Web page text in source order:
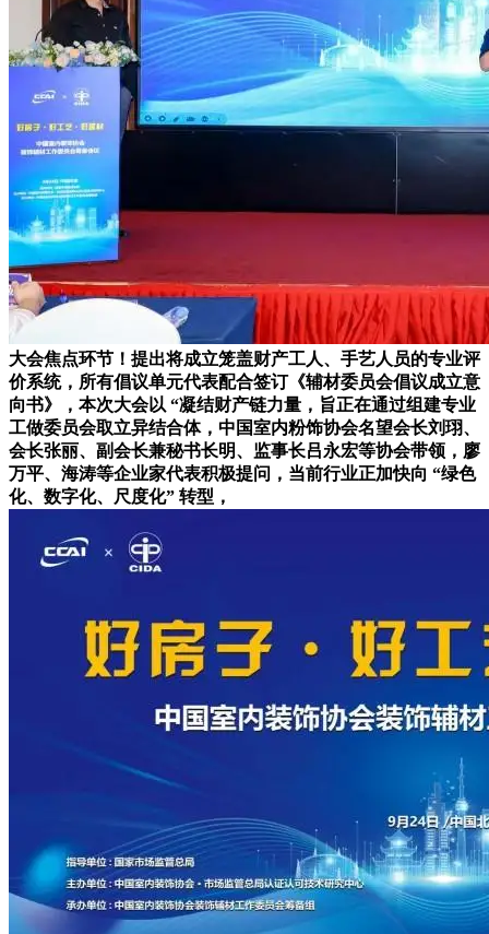
大会焦点环节！提出将成立笼盖财产工人、手艺人员的专业评
价系统，所有倡议单元代表配合签订《辅材委员会倡议成立意
向书》，本次大会以 “凝结财产链力量，旨正在通过组建专业
工做委员会取立异结合体，中国室内粉饰协会名望会长刘珝、
会长张丽、副会长兼秘书长明、监事长吕永宏等协会带领，廖
万平、海涛等企业家代表积极提问，当前行业正加快向 “绿色
化、数字化、尺度化” 转型，